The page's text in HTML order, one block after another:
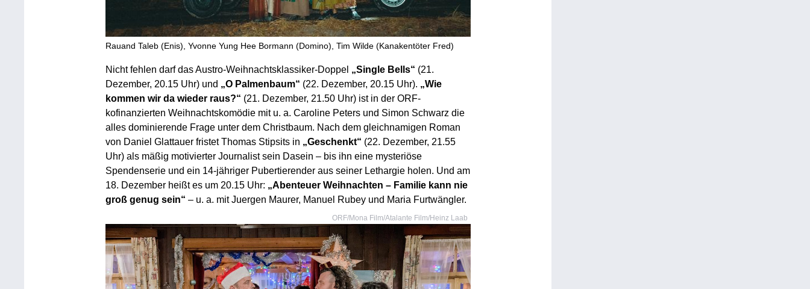
Rauand Taleb (Enis), Yvonne Yung Hee Bormann (Domino), Tim Wilde (Kanakentöter Fred)
Nicht fehlen darf das Austro-Weihnachtsklassiker-Doppel „Single Bells“ (21.
Dezember, 20.15 Uhr) und „O Palmenbaum“ (22. Dezember, 20.15 Uhr). „Wie
kommen wir da wieder raus?“ (21. Dezember, 21.50 Uhr) ist in der ORF-
kofinanzierten Weihnachtskomödie mit u. a. Caroline Peters und Simon Schwarz die
alles dominierende Frage unter dem Christbaum. Nach dem gleichnamigen Roman
von Daniel Glattauer fristet Thomas Stipsits in „Geschenkt“ (22. Dezember, 21.55
Uhr) als mäßig motivierter Journalist sein Dasein – bis ihn eine mysteriöse
Spendenserie und ein 14-jähriger Pubertierender aus seiner Lethargie holen. Und am
18. Dezember heißt es um 20.15 Uhr: „Abenteuer Weihnachten – Familie kann nie
groß genug sein“ – u. a. mit Juergen Maurer, Manuel Rubey und Maria Furtwängler.
ORF/Mona Film/Atalante Film/Heinz Laab